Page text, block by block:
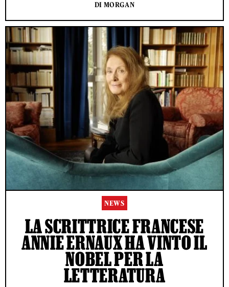
DI MORGAN
NEWS
LA SCRITTRICE FRANCESE
ANNIE ERNAUX HA VINTO IL
NOBEL PER LA
LETTERATURA